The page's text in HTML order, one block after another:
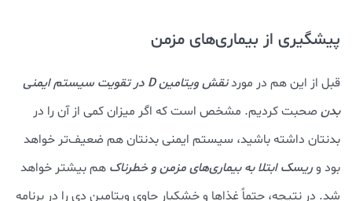
پیشگیری از بیماری‌های مزمن
قبل از این هم در مورد
نقش ویتامین D در تقویت سیستم ایمنی
بدن صحبت کردیم. مشخص است که اگر میزان کمی از آن را در
بدنتان داشته باشید، سیستم ایمنی بدنتان هم ضعیف‌تر خواهد
بود وریسک ابتلا به بیماری‌های مزمن و خطرناک هم بیشتر خواهد
شد. در نتیجه، حتماً غذاها و خشکبار حاوی ویتامین دی را در برنامه